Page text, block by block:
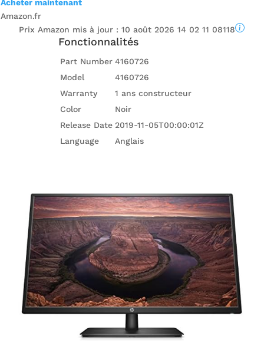
Acheter maintenant
Amazon.fr
Prix ​​Amazon mis à jour :10 août 2026 14 02 11 08118
Fonctionnalités
Part Number 4160726
Model
4160726
Warranty
1 ans constructeur
Color
Noir
Release Date 2019-11-05T00:00:01Z
Language
Anglais